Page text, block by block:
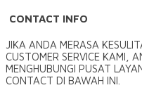
CONTACT INFO
JIKA ANDA MERASA
CUSTOMER SERVICE KAMI,
MENGHUBUNGI PUSAT
CONTACT DI BAWAH INI.